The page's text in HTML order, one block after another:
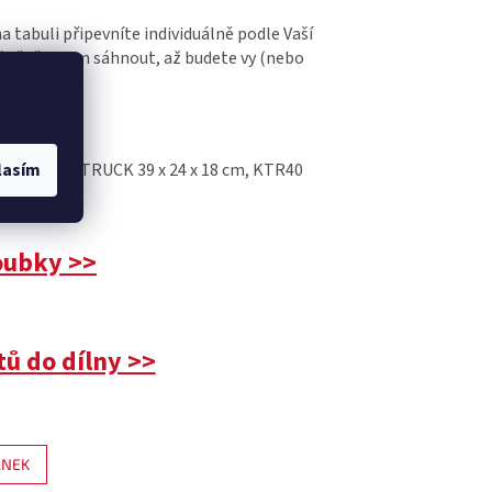
tabuli připevníte individuálně podle Vaší
kam sáhnout, až budete vy (nebo
>>
do dílny >>